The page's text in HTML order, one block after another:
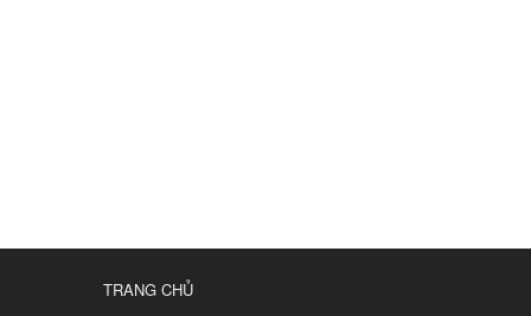
TRANG CHỦ